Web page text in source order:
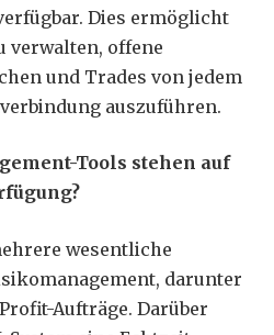
Dies ermöglicht
verwalten, offene
und Trades von jedem
auszuführen.
Tools stehen auf
wesentliche
darunter
Aufträge. Darüber